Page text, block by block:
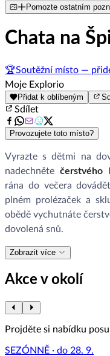
Pomozte ostatním
Chata na
🏆Soutěžní místo —
Moje Explorio
Přidat k oblíbeným
Sdílet
Provozujete toto místo?
Vyrazte s dětmi na
nadechnětečerstvého
rána do večera
plném prolézaček a
obědě vychutnáte
dovolená snů.
Zobrazit více
Akce v okolí
Projděte si nabídku
SEZÓNNĚ · do 28. 9.